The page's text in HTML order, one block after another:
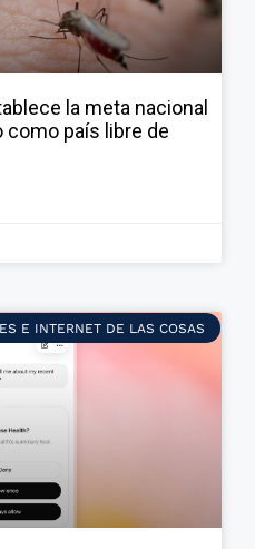
la meta nacional
como país libre de
E INTERNET DE LAS COSAS